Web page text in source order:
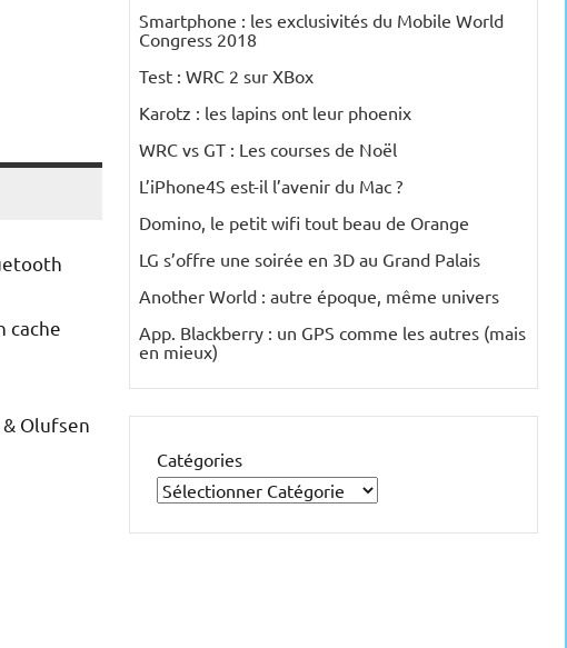
cache
Olufsen
Smartphone : les exclusivités du Mobile World
Congress 2018
Test : WRC 2 sur XBox
Karotz : les lapins ont leur phoenix
WRC vs GT : Les courses de Noël
L’iPhone4S est-il l’avenir du Mac ?
Domino, le petit wifi tout beau de Orange
LG s’offre une soirée en 3D au Grand Palais
Another World : autre époque, même univers
App. Blackberry : un GPS comme les autres (mais
en mieux)
Catégories